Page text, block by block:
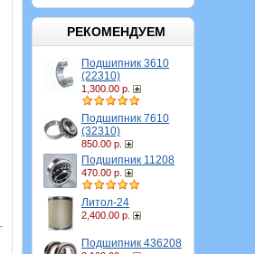
РЕКОМЕНДУЕМ
Подшипник 3610
(22310)
1,300.00 р.
Подшипник 7610
(32310)
850.00 р.
Подшипник 11208
470.00 р.
Литол-24
2,400.00 р.
Подшипник 436208